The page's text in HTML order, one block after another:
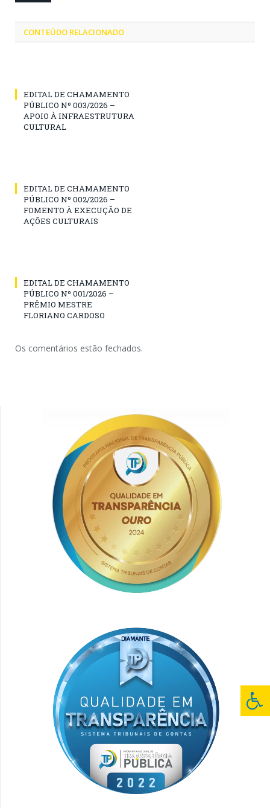
CONTEÚDO RELACIONADO
EDITAL DE CHAMAMENTO
PÚBLICO Nº 003/2026 –
APOIO À INFRAESTRUTURA
CULTURAL
EDITAL DE CHAMAMENTO
PÚBLICO Nº 002/2026 –
FOMENTO À EXECUÇÃO DE
AÇÕES CULTURAIS
EDITAL DE CHAMAMENTO
PÚBLICO Nº 001/2026 –
PRÊMIO MESTRE
FLORIANO CARDOSO
Os comentários estão fechados.